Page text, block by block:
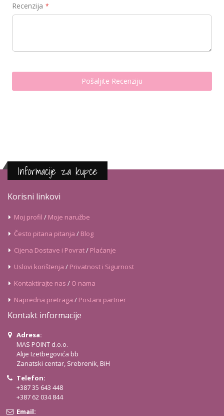
Recenzija
Pošaljite Recenziju
Informacije za kupce
Korisni linkovi
Moj profil / Moje naružbe
Često pitana pitanja / Blog
Cijena Dostave i Povrat/ Plaćanje
Uslovi korištenja / Privatnost i Sigurnost
Kontaktirajte nas / O nama
Napredna pretraga / Postani partner
Kontakt informacije
Adresa:
MAS POINT d.o.o.
Alije Izetbegovića bb
Zanatski centar, Srebrenik, BiH
Telefon:
+387 35 643 448
+387 62 034 844
Email: